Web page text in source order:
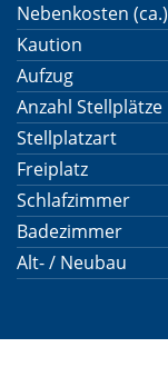
Nebenkosten (ca.)
Kaution
Aufzug
Anzahl Stellplätze
Stellplatzart
Freiplatz
Schlafzimmer
Badezimmer
Alt- / Neubau